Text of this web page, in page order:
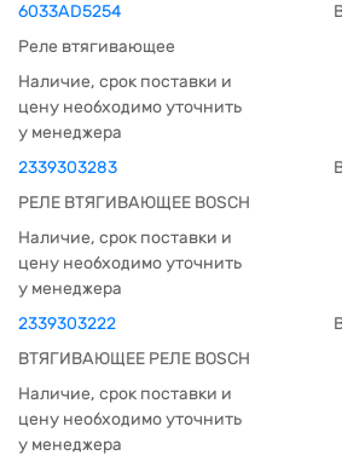
6033AD5254
Реле втягивающее
Наличие, срок поставки и
цену необходимо уточнить
у менеджера
2339303283
РЕЛЕ ВТЯГИВАЮЩЕЕ BOSCH
Наличие, срок поставки и
цену необходимо уточнить
у менеджера
2339303222
ВТЯГИВАЮЩЕЕ РЕЛЕ BOSCH
Наличие, срок поставки и
цену необходимо уточнить
у менеджера